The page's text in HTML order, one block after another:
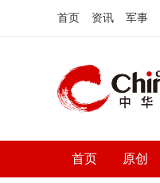
首页 资讯 军事
首页 原创